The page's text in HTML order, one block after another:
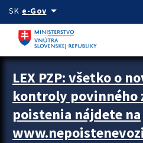
Preskocit na hlavný obsah
SK e-Govarrow_drop_down
Zastavit automatický posun upútavok
LEX PZP: všetko o
kontroly povinného
poistenia nájdete na